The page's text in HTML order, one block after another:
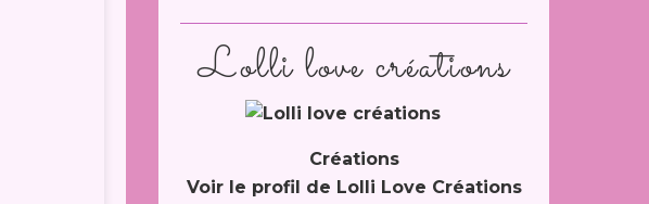
Lolli love créations
Créations
Voir le profil de Lolli Love Créations